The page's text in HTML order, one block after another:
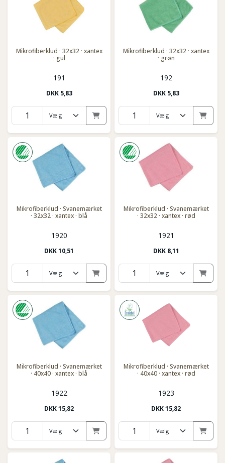
Mikrofiberklud · 32x32 · xantex
· gul
191
DKK 5,83
Mikrofiberklud · 32x32 · xantex
· grøn
192
DKK 5,83
Mikrofiberklud · Svanemærket
· 32x32 · xantex · blå
1920
DKK10,51
Mikrofiberklud · Svanemærket
· 32x32 · xantex · rød
1921
DKK 8,11
Mikrofiberklud · Svanemærket
· 40x40 · xantex · blå
1922
DKK15,82
Mikrofiberklud · Svanemærket
· 40x40 · xantex · rød
1923
DKK15,82